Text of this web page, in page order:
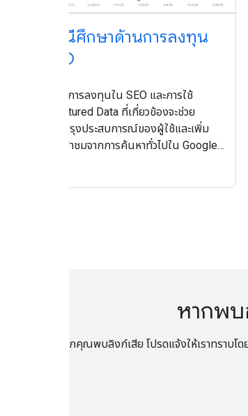
กรณีศึกษาด้านการลงทุน
SEO
ดูวิธีที่การลงทุนใน SEO และการใช้
Structured Data ที่เกี่ยวข้องจะช่วย
ปรับปรุงประสบการณ์ของผู้ใช้และเพิ่ม
การเข้าชมจากการค้นหาทั่วไปใน Google
หากพบ
หากคุณพบลิงก์เสีย โปรดแจ้งให้เราทราบ